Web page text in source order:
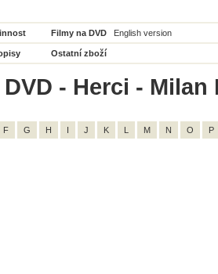
Filmy na DVD English version
Ostatní zboží
- Herci -
F G H I J K L M N O P